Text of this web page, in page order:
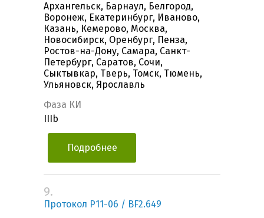
Архангельск, Барнаул, Белгород,
Воронеж, Екатеринбург, Иваново,
Казань, Кемерово, Москва,
Новосибирск, Оренбург, Пенза,
Ростов-на-Дону, Самара, Санкт-
Петербург, Саратов, Сочи,
Сыктывкар, Тверь, Томск, Тюмень,
Ульяновск, Ярославль
Фаза КИ
IIIb
Подробнее
9.
Протокол P11-06 / BF2.649